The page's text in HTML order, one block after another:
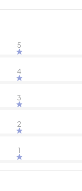
5
4
3
2
1